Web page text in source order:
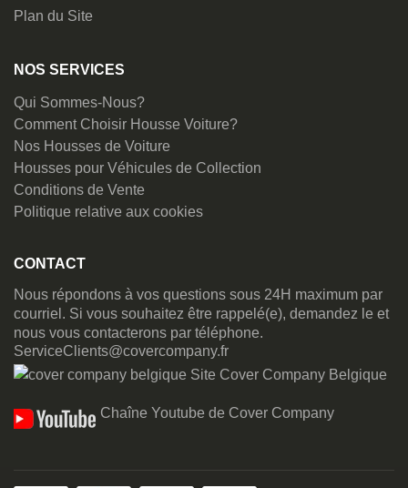
Plan du Site
NOS SERVICES
Qui Sommes-Nous?
Comment Choisir Housse Voiture?
Nos Housses de Voiture
Housses pour Véhicules de Collection
Conditions de Vente
Politique relative aux cookies
CONTACT
Nous répondons à vos questions sous 24H maximum par
courriel. Si vous souhaitez être rappelé(e), demandez le et
nous vous contacterons par téléphone.
ServiceClients@covercompany.fr
Site Cover Company Belgique
Chaîne Youtube de Cover Company